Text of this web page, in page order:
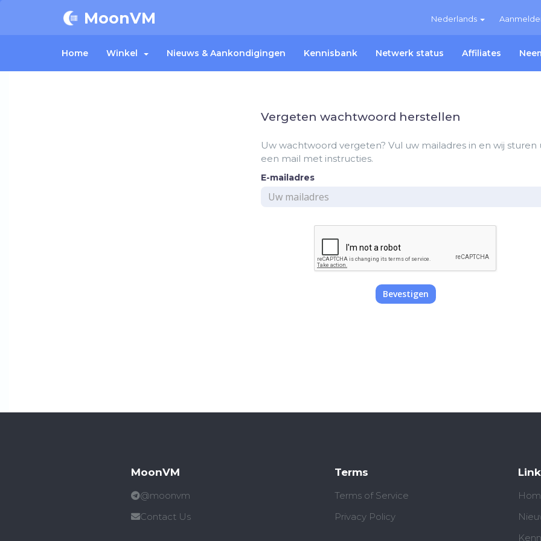
Nederlands
MoonVM
Home Winkel Nieuws & Aankondigingen Kennisbank Netwerk status Affiliates
Vergeten wachtwoord herstellen
Uw wachtwoord vergeten? Vul uw mailadres in en wij sturen
een mail met instructies.
E-mailadres
Bevestigen
MoonVM
@moonvm
Contact Us
Terms
Terms of Service
Privacy Policy